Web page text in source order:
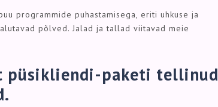
programmide puhastamisega, eriti uhkuse ja
põlved. Jalad ja tallad viitavad meie
püsikliendi-paketi tellinud